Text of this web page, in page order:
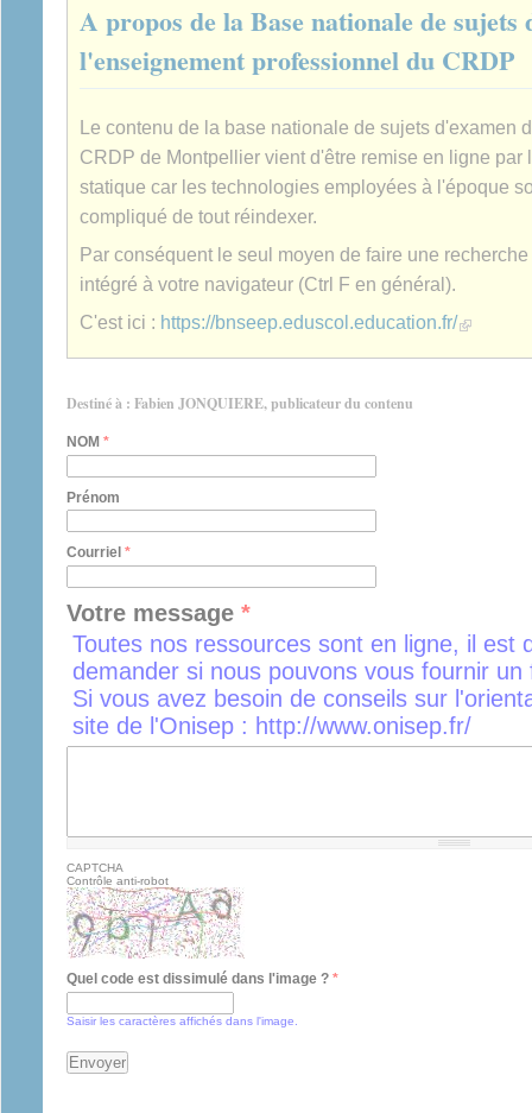
A propos de la Base nationale de sujets
l'enseignement professionnel du CRDP
Le contenu de la base nationale de sujets d'examen
CRDP de Montpellier vient d'être remise en ligne par
statique car les technologies employées à l'époque
compliqué de tout réindexer.
Par conséquent le seul moyen de faire une
intégré à votre navigateur (Ctrl F en général).
C'est ici : https://bnseep.eduscol.education.fr/(link is
Destiné à : Fabien JONQUIERE, publicateur du contenu
NOM *
Prénom
Courriel *
Votre message *
Toutes nos ressources sont en ligne, il est
demander si nous pouvons vous fournir
Si vous avez besoin de conseils sur
site de l'Onisep : http://www.onisep.fr/
CAPTCHA
Contrôle anti-robot
Quel code est dissimulé dans l'image ? *
Saisir les caractères affichés dans l'image.